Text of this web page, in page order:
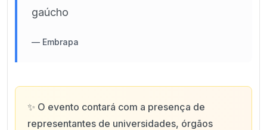
gaúcho
— Embrapa
✨ O evento contará com a presença de
representantes de universidades, órgãos